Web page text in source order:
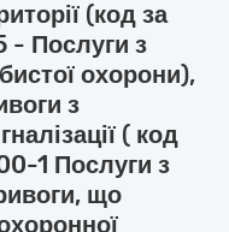
(код за
- Послуги з
охорони),
з
( код
1 Послуги з
що